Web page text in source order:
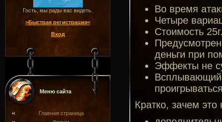
Гость, мы рады вас видеть.
>Быстрая регистрация<
Вход
Меню сайта
Главная страница
Во время
Четыре
Стоимость
деньги при
Эффекты не
Всплывающий
Кратко, зачем это